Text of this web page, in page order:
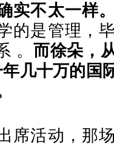
实不太一样
的是管理，
。 而徐朵，
几十万的国
席活动，那